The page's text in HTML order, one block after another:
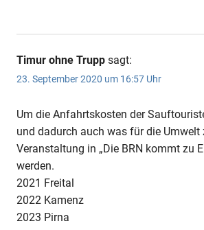
Timur ohne Trupp sagt:
23. September 2020 um 16:57 Uhr
Um die Anfahrtskosten der
und dadurch auch was für die Umwelt
Veranstaltung in „Die BRN kommt zu
werden.
2021 Freital
2022 Kamenz
2023 Pirna